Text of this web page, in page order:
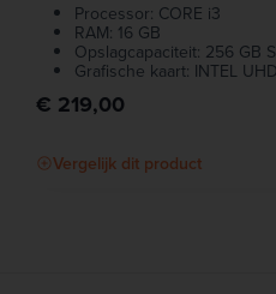
Processor: CORE i3
RAM: 16 GB
Opslagcapaciteit: 256 GB
Grafische kaart: INTEL
€ 219,00
Vergelijk dit product